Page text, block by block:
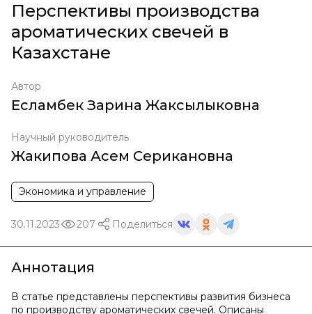
Перспективы производства
ароматических свечей в
Казахстане
Автор
Есламбек Зарина Жаксылыковна
Научный руководитель
Жакипова Асем Серикановна
Экономика и управление
30.11.2023 207 Поделиться
Аннотация
В статье представлены перспективы развития бизнеса
по производству ароматических свечей. Описаны